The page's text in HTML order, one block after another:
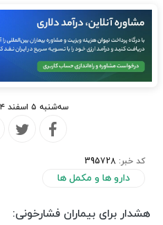
سه‌شنبه ۵ اسفند ۱۴۰۴ - ۰۹:۳۰
کد خبر: 395728
دارو ها و مکمل ها
هشدار برای بیماران فشارخونی: